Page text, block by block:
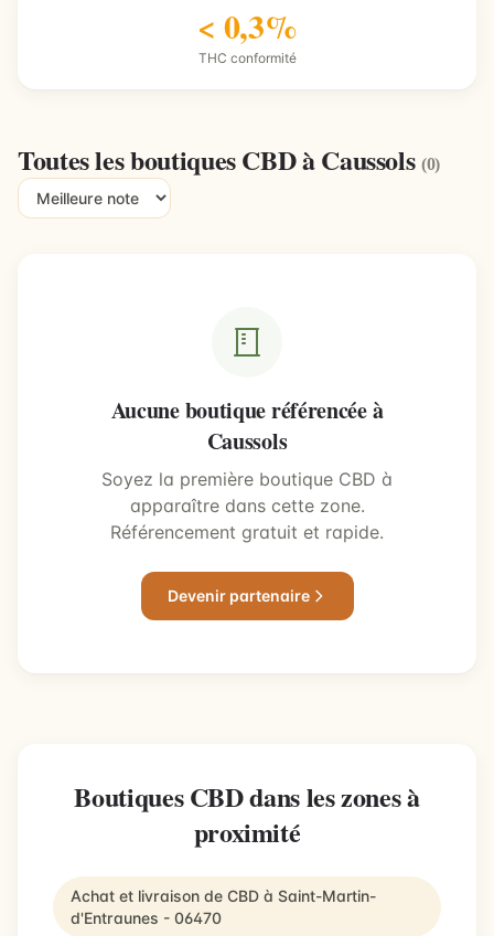
< 0,3%
THC conformité
Toutes les boutiques CBD à Caussols(0)
Aucune boutique référencée à
Caussols
Soyez la première boutique CBD à
apparaître dans cette zone.
Référencement gratuit et rapide.
Devenir partenaire
Boutiques CBD dans les zones à
proximité
Achat et livraison de CBD à Saint-Martin-
d'Entraunes - 06470